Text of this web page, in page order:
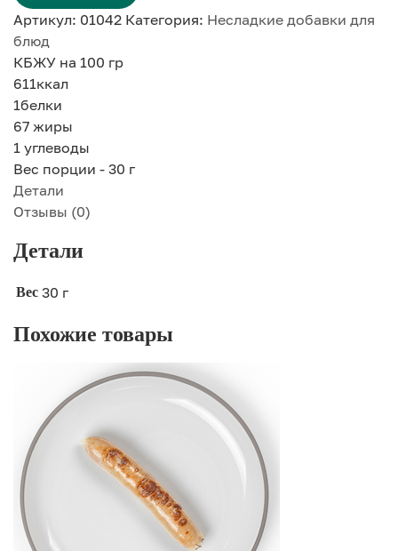
Песто
30
г
Артикул: 01042 Категория: Несладкие добавки для
блюд
КБЖУ на 100 гр
611ккал
1белки
67 жиры
1 углеводы
Вес порции - 30 г
Детали
Отзывы (0)
Детали
Вес 30 г
Похожие товары